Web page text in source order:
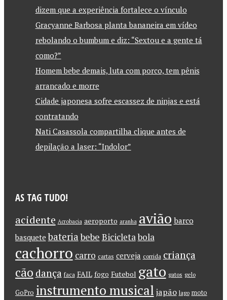
dizem que a experiência fortalece o vínculo
Gracyanne Barbosa planta bananeira em vídeo
rebolando o bumbum e diz: “Sextou e a gente tá
como?”
Homem bebe demais, luta com porco, tem pênis
arrancado e morre
Cidade japonesa sofre escassez de ninjas e está
contratando
Nati Casassola compartilha clique antes de
depilação a laser: “Indolor”
AS TAG TUDO!
acidente Acrobacia aeroporto aranha avião barco
basquete bateriabebe Bicicletabola
cachorro carro cartas cerveja corrida criança
cão dança faca FAIL fogo Futebol gato gatos gelo
GoPro instrumento musical japão lago moto